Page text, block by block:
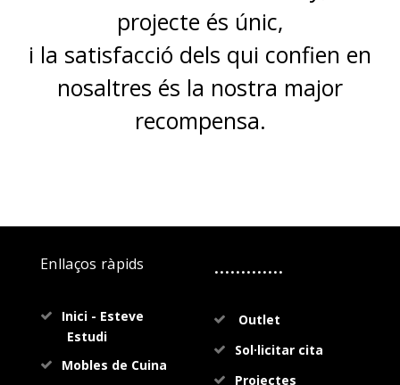
projecte és únic,
i la satisfacció dels qui confien en
nosaltres és la nostra major
recompensa.
Enllaços ràpids
Inici - Esteve
Estudi
Mobles de Cuina
.............
Outlet
Sol·licitar cita
Projectes